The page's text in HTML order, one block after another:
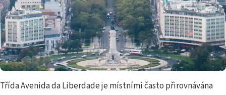
Třída Avenida da Liberdade je místními často přirovnávána